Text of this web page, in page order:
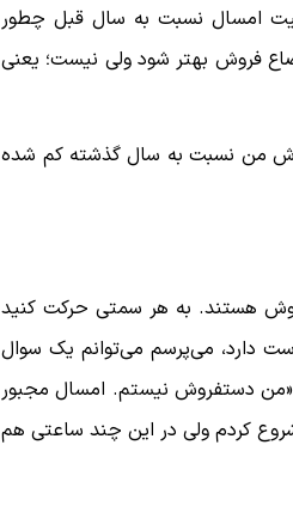
امسال نسبت به سال قبل چطور
فروش بهتر شود ولی نیست؛ یعنی
من نسبت به سال گذشته کم شده
هستند. به هر سمتی حرکت کنید
دارد، می‌پرسم می‌توانم یک سوال
«من دستفروش نیستم. امسال مجبور
کردم ولی در این چند ساعتی هم